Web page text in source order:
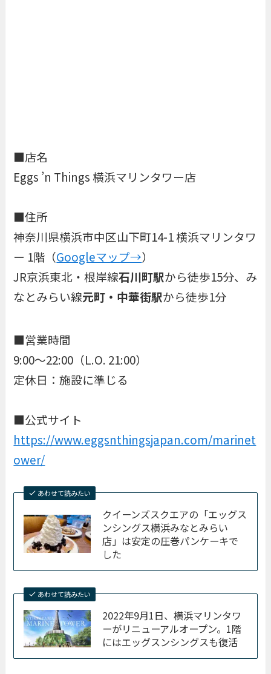
■店名
Eggs ’n Things 横浜マリンタワー店
■住所
神奈川県横浜市中区山下町14-1 横浜マリンタワ
ー 1階（Googleマップ→）
JR京浜東北・根岸線石川町駅から徒歩15分、み
なとみらい線元町・中華街駅から徒歩1分
■営業時間
9:00～22:00（L.O. 21:00）
定休日：施設に準じる
■公式サイト
https://www.eggsnthingsjapan.com/marinet
ower/
あわせて読みたい
クイーンズスクエアの「エッグス
ンシングス横浜みなとみらい
店」は安定の圧巻パンケーキで
した
あわせて読みたい
2022年9月1日、横浜マリンタワ
ーがリニューアルオープン。1階
にはエッグスンシングスも復活